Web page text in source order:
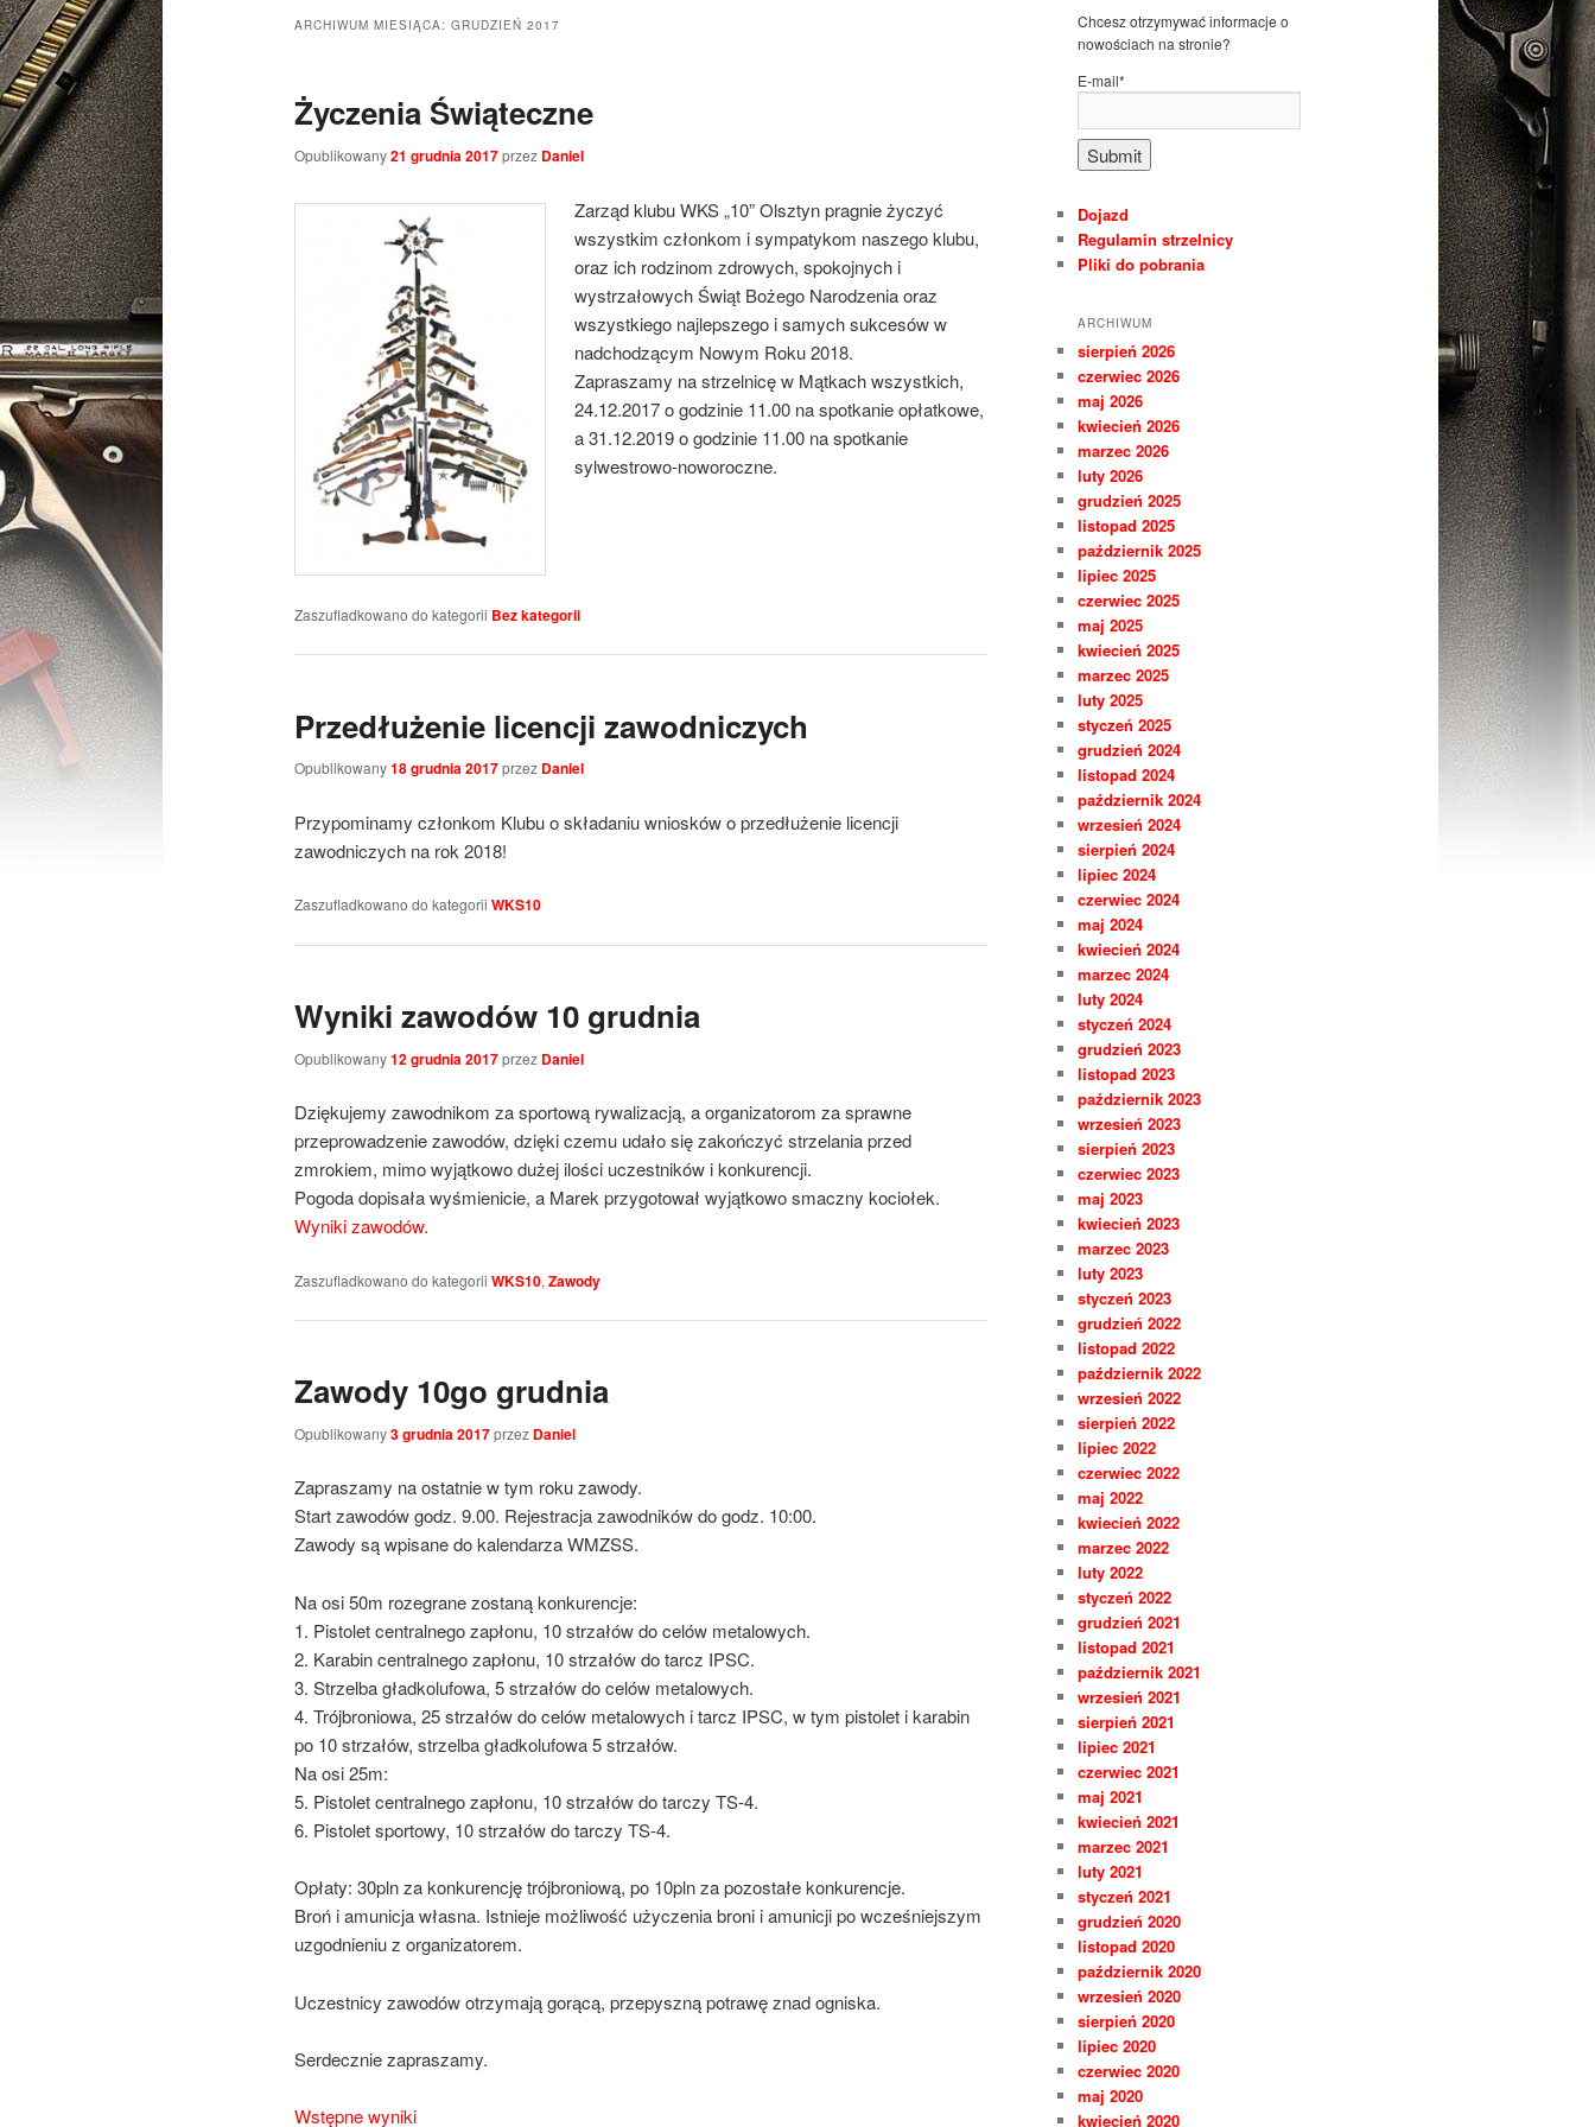
ARCHIWUM MIESIĄCA: GRUDZIEŃ 2017
Życzenia Świąteczne
Opublikowany21 grudnia 2017przez Daniel
Zarząd klubu WKS „10” Olsztyn pragnie życzyć
wszystkim członkom i sympatykom naszego klubu,
oraz ich rodzinom zdrowych, spokojnych i
wystrzałowych Świąt Bożego Narodzenia oraz
wszystkiego najlepszego i samych sukcesów w
nadchodzącym Nowym Roku 2018.
Zapraszamy na strzelnicę w Mątkach wszystkich,
24.12.2017 o godzinie 11.00 na spotkanie opłatkowe,
a 31.12.2019 o godzinie 11.00 na spotkanie
sylwestrowo-noworoczne.
Zaszufladkowano do kategorii Bez kategorii
Przedłużenie licencji zawodniczych
Opublikowany18 grudnia 2017przez Daniel
Przypominamy członkom Klubu o składaniu wniosków o przedłużenie licencji
zawodniczych na rok 2018!
Zaszufladkowano do kategorii WKS10
Wyniki zawodów 10 grudnia
Opublikowany12 grudnia 2017przez Daniel
Dziękujemy zawodnikom za sportową rywalizacją, a organizatorom za sprawne
przeprowadzenie zawodów, dzięki czemu udało się zakończyć strzelania przed
zmrokiem, mimo wyjątkowo dużej ilości uczestników i konkurencji.
Pogoda dopisała wyśmienicie, a Marek przygotował wyjątkowo smaczny kociołek.
Wyniki zawodów.
Zaszufladkowano do kategorii WKS10, Zawody
Zawody 10go grudnia
Opublikowany3 grudnia 2017przez Daniel
Zapraszamy na ostatnie w tym roku zawody.
Start zawodów godz. 9.00. Rejestracja zawodników do godz. 10:00.
Zawody są wpisane do kalendarza WMZSS.
Na osi 50m rozegrane zostaną konkurencje:
1. Pistolet centralnego zapłonu, 10 strzałów do celów metalowych.
2. Karabin centralnego zapłonu, 10 strzałów do tarcz IPSC.
3. Strzelba gładkolufowa, 5 strzałów do celów metalowych.
4. Trójbroniowa, 25 strzałów do celów metalowych i tarcz IPSC, w tym pistolet i karabin
po 10 strzałów, strzelba gładkolufowa 5 strzałów.
Na osi 25m:
5. Pistolet centralnego zapłonu, 10 strzałów do tarczy TS-4.
6. Pistolet sportowy, 10 strzałów do tarczy TS-4.
Opłaty: 30pln za konkurencję trójbroniową, po 10pln za pozostałe konkurencje.
Broń i amunicja własna. Istnieje możliwość użyczenia broni i amunicji po wcześniejszym
uzgodnieniu z organizatorem.
Uczestnicy zawodów otrzymają gorącą, przepyszną potrawę znad ogniska.
Serdecznie zapraszamy.
Wstępne wyniki
Chcesz otrzymywać informacje o
nowościach na stronie?
E-mail*
Dojazd
Regulamin strzelnicy
Pliki do pobrania
ARCHIWUM
sierpień 2026
czerwiec 2026
maj 2026
kwiecień 2026
marzec 2026
luty 2026
grudzień 2025
listopad 2025
październik 2025
lipiec 2025
czerwiec 2025
maj 2025
kwiecień 2025
marzec 2025
luty 2025
styczeń 2025
grudzień 2024
listopad 2024
październik 2024
wrzesień 2024
sierpień 2024
lipiec 2024
czerwiec 2024
maj 2024
kwiecień 2024
marzec 2024
luty 2024
styczeń 2024
grudzień 2023
listopad 2023
październik 2023
wrzesień 2023
sierpień 2023
czerwiec 2023
maj 2023
kwiecień 2023
marzec 2023
luty 2023
styczeń 2023
grudzień 2022
listopad 2022
październik 2022
wrzesień 2022
sierpień 2022
lipiec 2022
czerwiec 2022
maj 2022
kwiecień 2022
marzec 2022
luty 2022
styczeń 2022
grudzień 2021
listopad 2021
październik 2021
wrzesień 2021
sierpień 2021
lipiec 2021
czerwiec 2021
maj 2021
kwiecień 2021
marzec 2021
luty 2021
styczeń 2021
grudzień 2020
listopad 2020
październik 2020
wrzesień 2020
sierpień 2020
lipiec 2020
czerwiec 2020
maj 2020
kwiecień 2020